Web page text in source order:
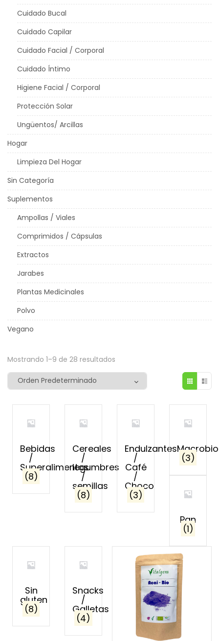
Cuidado Bucal
Cuidado Capilar
Cuidado Facial / Corporal
Cuidado Íntimo
Higiene Facial / Corporal
Protección Solar
Ungüentos/ Arcillas
Hogar
Limpieza Del Hogar
Sin Categoría
Suplementos
Ampollas / Viales
Comprimidos / Cápsulas
Extractos
Jarabes
Plantas Medicinales
Polvo
Vegano
Mostrando 1–9 de 28 resultados
Bebidas
/
Superalimentos
(8)
Cereales
/
legumbres
/
semillas
(8)
Endulzantes
/
Café
/
Choco
(3)
(3)
Pan
(1)
Sin
gluten
(8)
Snacks
/
Galletas
(4)